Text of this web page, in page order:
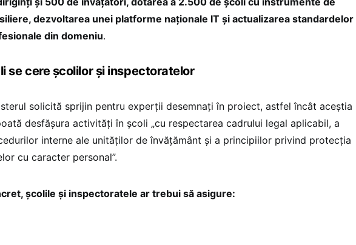
dezvoltarea unei platforme naționale IT și actualizarea standardelor
din domeniu.
se cere școlilor și inspectoratelor
solicită sprijin pentru experții desemnați în proiect, astfel încât aceștia
desfășura activități în școli „cu respectarea cadrului legal aplicabil, a
interne ale unităților de învățământ și a principiilor privind protecția
cu caracter personal”.
școlile și inspectoratele ar trebui să asigure: